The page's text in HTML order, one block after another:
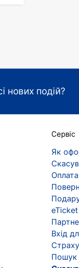
нових подій?
Сервіс
Як
Вхід
Пошук